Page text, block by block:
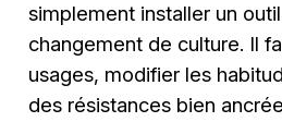
simplement installer un
changement de culture. Il
usages, modifier les
des résistances bien